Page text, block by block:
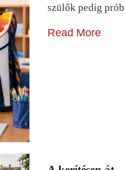
szülők pedig
Read More